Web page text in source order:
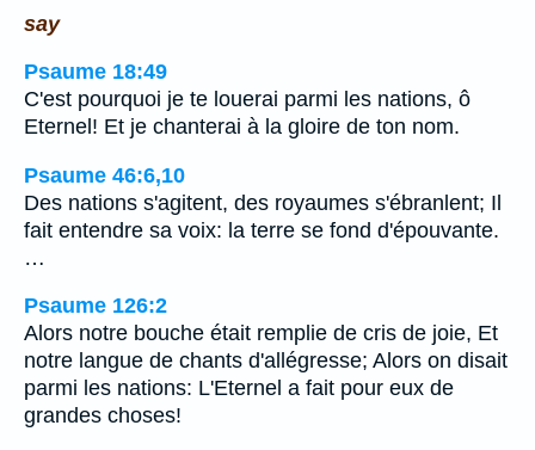
say
Psaume 18:49
C'est pourquoi je te louerai parmi les nations, ô
Eternel! Et je chanterai à la gloire de ton nom.
Psaume 46:6,10
Des nations s'agitent, des royaumes s'ébranlent; Il
fait entendre sa voix: la terre se fond d'épouvante.
…
Psaume 126:2
Alors notre bouche était remplie de cris de joie, Et
notre langue de chants d'allégresse; Alors on disait
parmi les nations: L'Eternel a fait pour eux de
grandes choses!